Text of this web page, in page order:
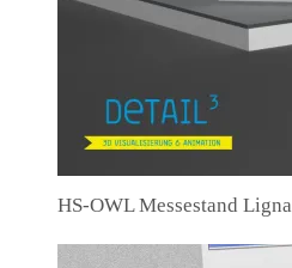
HS-OWL Messestand Ligna